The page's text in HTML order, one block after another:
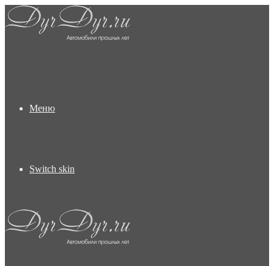
Меню
Switch skin